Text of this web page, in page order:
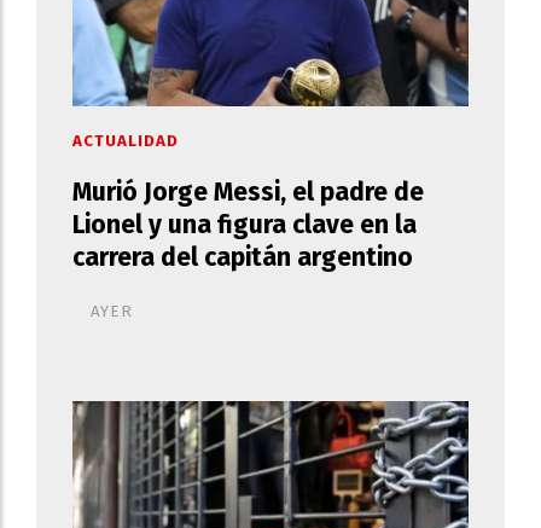
Murió Jorge Messi, el padre de
Lionel y una figura clave en la
carrera del capitán argentino
ACTUALIDAD
AYER